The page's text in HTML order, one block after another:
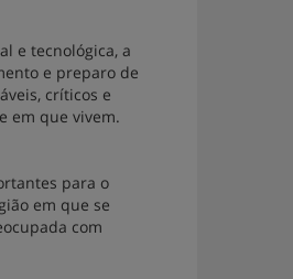
e tecnológica, a
e preparo de
críticos e
em que vivem.
para o
em que se
com